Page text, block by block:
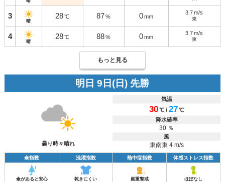
3
晴
28 ℃ 87 % 0 mm
3.7 m/s
東
4
晴
28 ℃ 88 % 0 mm
3.7 m/s
東
もっと見る
明日 9日(日) 先勝
曇り時々晴れ
気温
30℃ /27℃
降水確率
30 ％
風
東南東 4 m/s
傘指数 洗濯指数 熱中症指数 体感ストレス指数
傘があると安心 乾きにくい 厳重警戒 ほぼなし